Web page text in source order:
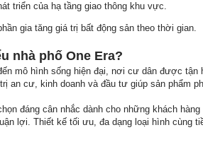
triển của hạ tầng giao thông khu vực.
gia tăng giá trị bất động sản theo thời gian.
nhà phố One Era?
mô hình sống hiện đại, nơi cư dân được
an cư, kinh doanh và đầu tư giúp sản phẩm
đáng cân nhắc dành cho những khách
lợi. Thiết kế tối ưu, đa dạng loại hình cùng